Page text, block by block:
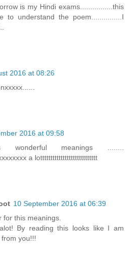
is my Hindi exams................this
to understand the poem...............I
2016 at 08:26
2016 at 09:58
meanings ........
a lotttttttttttttttttttttttttttt
10 September 2016 at 06:39
this meanings.
By reading this looks like I am
you!!!